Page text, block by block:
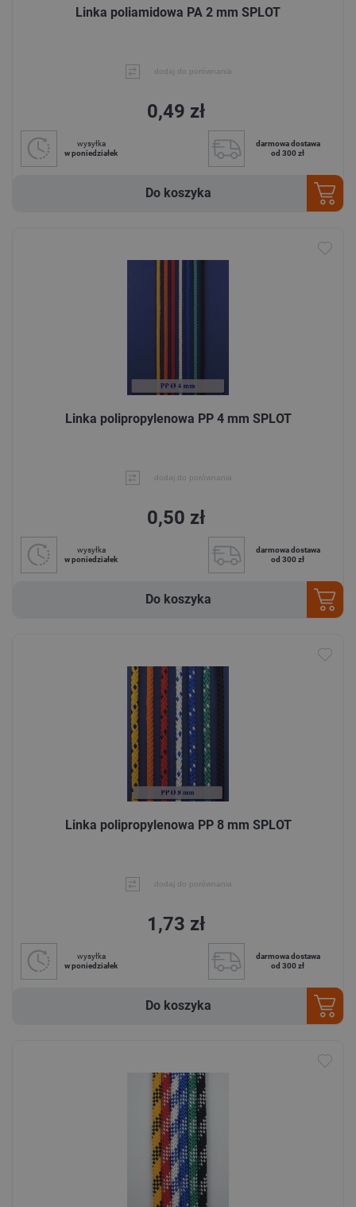
Linka poliamidowa PA 2 mm SPLOT
dodaj do porównania
0,49 zł
wysyłka
w poniedziałek
darmowa dostawa
od 300 zł
Do koszyka
Linka polipropylenowa PP 4 mm SPLOT
dodaj do porównania
0,50 zł
wysyłka
w poniedziałek
darmowa dostawa
od 300 zł
Do koszyka
Linka polipropylenowa PP 8 mm SPLOT
dodaj do porównania
1,73 zł
wysyłka
w poniedziałek
darmowa dostawa
od 300 zł
Do koszyka